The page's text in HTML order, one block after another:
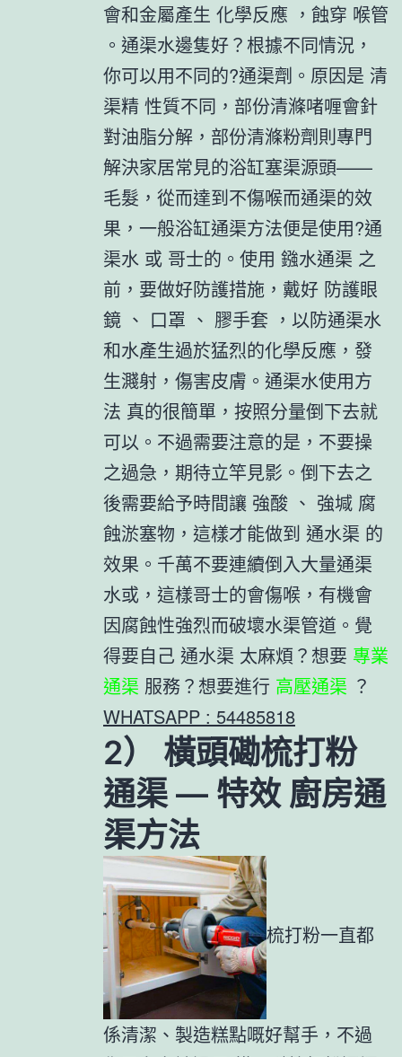
會和金屬產生 化學反應 ，蝕穿 喉管
。通渠水邊隻好？根據不同情況，
你可以用不同的?通渠劑。原因是 清
渠精 性質不同，部份清滌啫喱會針
對油脂分解，部份清滌粉劑則專門
解決家居常見的浴缸塞渠源頭——
毛髮，從而達到不傷喉而通渠的效
果，一般浴缸通渠方法便是使用?通
渠水 或 哥士的。使用 鏹水通渠 之
前，要做好防護措施，戴好 防護眼
鏡 、 口罩 、 膠手套 ，以防通渠水
和水產生過於猛烈的化學反應，發
生濺射，傷害皮膚。通渠水使用方
法 真的很簡單，按照分量倒下去就
可以。不過需要注意的是，不要操
之過急，期待立竿見影。倒下去之
後需要給予時間讓 強酸 、 強堿 腐
蝕淤塞物，這樣才能做到 通水渠 的
效果。千萬不要連續倒入大量通渠
水或，這樣哥士的會傷喉，有機會
因腐蝕性強烈而破壞水渠管道。覺
得要自己 通水渠 太麻煩？想要 專業
通渠 服務？想要進行 高壓通渠 ？
WHATSAPP : 54485818
2） 橫頭磡梳打粉
通渠 — 特效 廚房通
渠方法
梳打粉一直都
係清潔、製造糕點嘅好幫手，不過